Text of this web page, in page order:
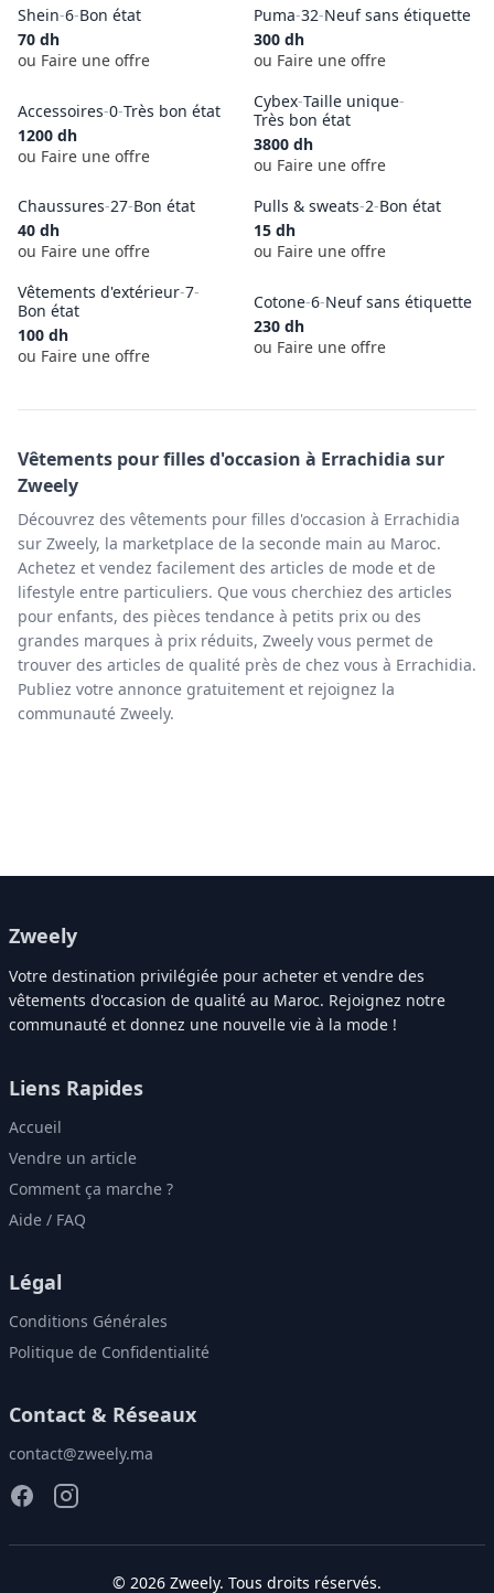
Shein-6-Bon état
70 dh
ou Faire une offre
Puma-32-Neuf sans étiquette
300 dh
ou Faire une offre
Accessoires-0-Très bon état
1200 dh
ou Faire une offre
Cybex-Taille unique-
Très bon état
3800 dh
ou Faire une offre
Chaussures-27-Bon état
40 dh
ou Faire une offre
Pulls & sweats-2-Bon état
15 dh
ou Faire une offre
Vêtements d'extérieur-7-
Bon état
100 dh
ou Faire une offre
Cotone-6-Neuf sans étiquette
230 dh
ou Faire une offre
Vêtements pour fillesd'occasion à Errachidia sur
Zweely
Découvrez des vêtements pour filles d'occasion à Errachidia
sur Zweely, la marketplace de la seconde main au Maroc.
Achetez et vendez facilement des articles de mode et de
lifestyle entre particuliers. Que vous cherchiez des articles
pour enfants, des pièces tendance à petits prix ou des
grandes marques à prix réduits, Zweely vous permet de
trouver des articles de qualité près de chez vous à Errachidia.
Publiez votre annonce gratuitement et rejoignez la
communauté Zweely.
Zweely
Votre destination privilégiée pour acheter et vendre des
vêtements d'occasion de qualité au Maroc. Rejoignez notre
communauté et donnez une nouvelle vie à la mode !
Liens Rapides
Accueil
Vendre un article
Comment ça marche ?
Aide / FAQ
Légal
Conditions Générales
Politique de Confidentialité
Contact & Réseaux
contact@zweely.ma
© 2026 Zweely. Tous droits réservés.